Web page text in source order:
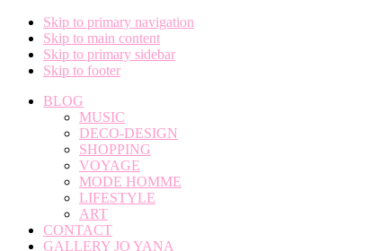
Skip to primary navigation
Skip to main content
Skip to primary sidebar
Skip to footer
BLOG
MUSIC
DECO-DESIGN
SHOPPING
VOYAGE
MODE HOMME
LIFESTYLE
ART
CONTACT
GALLERY JO YANA